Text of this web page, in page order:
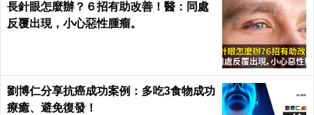
長針眼怎麼辦？６招有助改善！醫：同處
反覆出現，小心惡性腫瘤。
劉博仁分享抗癌成功案例：多吃3食物成功
療癒、避免復發！